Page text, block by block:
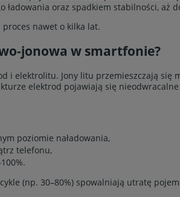
ładowania oraz spadkiem stabilności, aż
nawet o kilka lat.
jonowa w smartfonie?
i elektrolitu. Jony litu przemieszczają się
elektrod pojawiają się
poziomie naładowania,
telefonu,
(np. 30–80%) spowalniają utratę